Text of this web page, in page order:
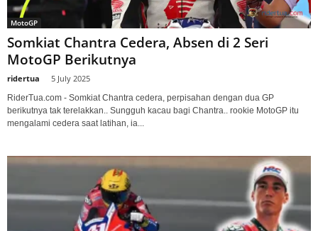
MotoGP
Somkiat Chantra Cedera, Absen di 2 Seri
MotoGP Berikutnya
ridertua 5 July 2025
RiderTua.com - Somkiat Chantra cedera, perpisahan dengan dua GP
berikutnya tak terelakkan.. Sungguh kacau bagi Chantra.. rookie MotoGP itu
mengalami cedera saat latihan, ia...